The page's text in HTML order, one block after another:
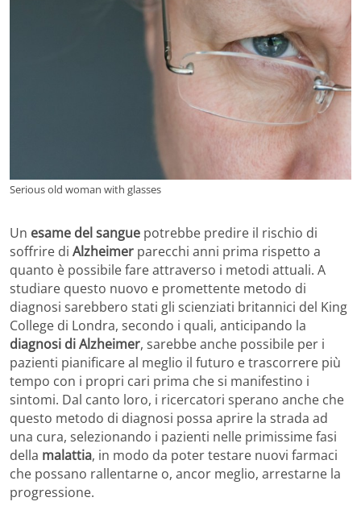
Serious old woman with glasses
Un esame del sangue potrebbe predire il rischio di
soffrire di Alzheimer parecchi anni prima rispetto a
quanto è possibile fare attraverso i metodi attuali. A
studiare questo nuovo e promettente metodo di
diagnosi sarebbero stati gli scienziati britannici del King
College di Londra, secondo i quali, anticipando la
diagnosi di Alzheimer, sarebbe anche possibile per i
pazienti pianificare al meglio il futuro e trascorrere più
tempo con i propri cari prima che si manifestino i
sintomi. Dal canto loro, i ricercatori sperano anche che
questo metodo di diagnosi possa aprire la strada ad
una cura, selezionando i pazienti nelle primissime fasi
della malattia, in modo da poter testare nuovi farmaci
che possano rallentarne o, ancor meglio, arrestarne la
progressione.